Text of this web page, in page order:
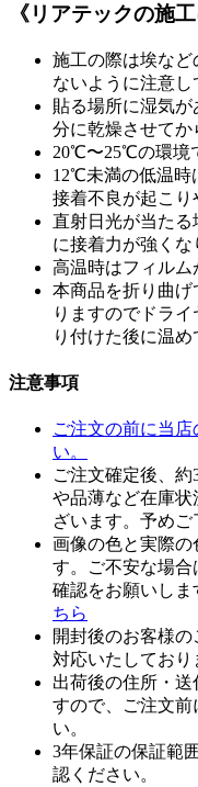
《リアテックの施
施工の際は埃など
ないように注意し
貼る場所に湿気
分に乾燥させてか
20℃〜25℃の環境
12℃未満の低温時
接着不良が起こり
直射日光が当た
に接着力が強くな
高温時はフィルム
本商品を折り曲
りますのでドラ
り付けた後に温め
注意事項
ご注文の前に当
い。
ご注文確定後、
や品薄など在庫
ざいます。予めご
画像の色と実際の
す。ご不安な場
確認をお願いしま
ちら
開封後のお客様
対応いたしており
出荷後の住所・送
すので、ご注文前
い。
3年保証の保証範
認ください。